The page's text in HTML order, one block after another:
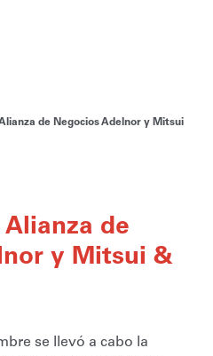
de Negocios Adelnor y Mitsui
de
y Mitsui &
se llevó a cabo la